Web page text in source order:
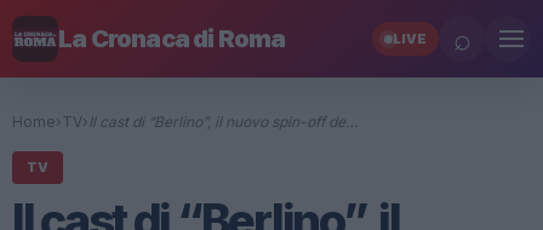
La Cronaca di Roma LIVE ⌕
Home› TV› Il cast di “Berlino”, il nuovo spin-off de…
TV